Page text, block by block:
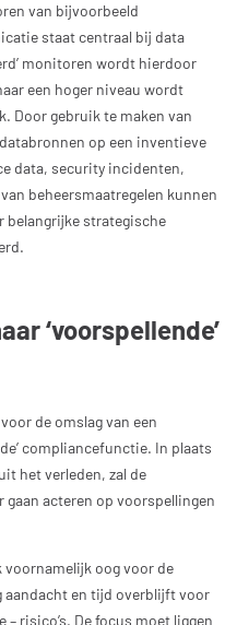
van bijvoorbeeld
staat centraal bij data
monitoren wordt hierdoor
een hoger niveau wordt
Door gebruik te maken van
op een inventieve
data, security incidenten,
beheersmaatregelen kunnen
belangrijke strategische
‘voorspellende’
de omslag van een
compliancefunctie. In plaats
het verleden, zal de
acteren op voorspellingen
voornamelijk oog voor de
aandacht en tijd overblijft voor
– risico’s. De focus moet liggen